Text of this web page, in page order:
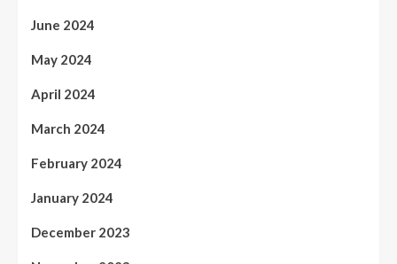
June 2024
May 2024
April 2024
March 2024
February 2024
January 2024
December 2023